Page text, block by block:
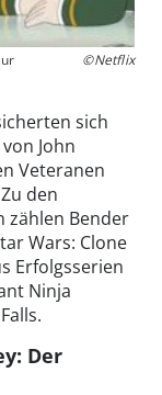
©Netflix
sich
John
Veteranen
den
zählen Bender
Wars: Clone
Erfolgsserien
Ninja
Der